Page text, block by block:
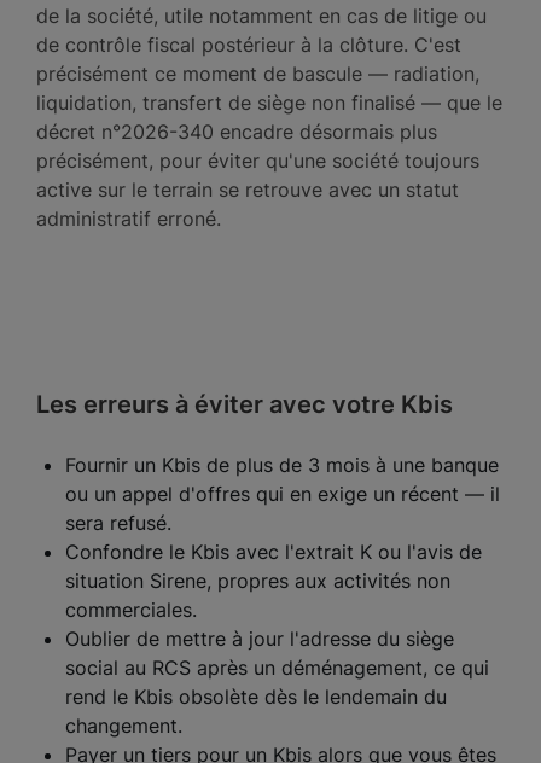
de la société, utile notamment en cas de litige ou
de contrôle fiscal postérieur à la clôture. C'est
précisément ce moment de bascule — radiation,
liquidation, transfert de siège non finalisé — que le
décret n°2026-340 encadre désormais plus
précisément, pour éviter qu'une société toujours
active sur le terrain se retrouve avec un statut
administratif erroné.
Les erreurs à éviter avec votre Kbis
Fournir un Kbis de plus de 3 mois à une banque
ou un appel d'offres qui en exige un récent — il
sera refusé.
Confondre le Kbis avec l'extrait K ou l'avis de
situation Sirene, propres aux activités non
commerciales.
Oublier de mettre à jour l'adresse du siège
social au RCS après un déménagement, ce qui
rend le Kbis obsolète dès le lendemain du
changement.
Payer un tiers pour un Kbis alors que vous êtes